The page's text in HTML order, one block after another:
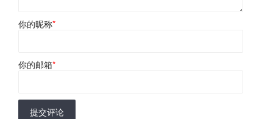
你的昵称*
你的邮箱*
提交评论